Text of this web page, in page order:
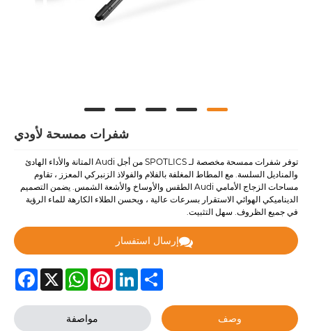
شفرات ممسحة لأودي
توفر شفرات ممسحة مخصصة لـ SPOTLICS من أجل Audi المتانة والأداء الهادئ
والمناديل السلسة. مع المطاط المغلفة بالفلام والفولاذ الزنبركي المعزز ، تقاوم
مساحات الزجاج الأمامي Audi الطقس والأوساخ والأشعة الشمس. يضمن التصميم
الديناميكي الهوائي الاستقرار بسرعات عالية ، ويحسن الطلاء الكارهة للماء الرؤية
في جميع الظروف. سهل التثبيت.
إرسال استفسار
X
WhatsAppPinterestLinkedIn Share
وصف مواصفة